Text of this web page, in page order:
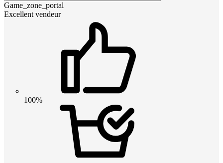
Game_zone_portal
Excellent vendeur
100%